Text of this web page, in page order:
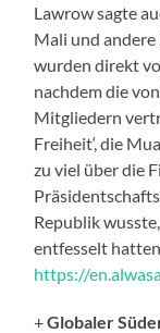
Lawrow sagte
Mali und andere
wurden direkt
nachdem die
Mitgliedern
Freiheit‘, die
zu viel über die
Republik
entfesselt
https://
+Globaler